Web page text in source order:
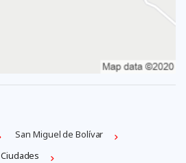
San Miguel de Bolívar
Ciudades